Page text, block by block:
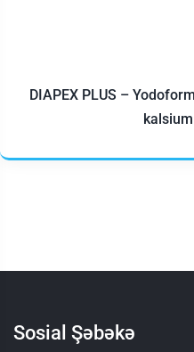
DIAPEX PLUS –
Sosial Şəbəkə